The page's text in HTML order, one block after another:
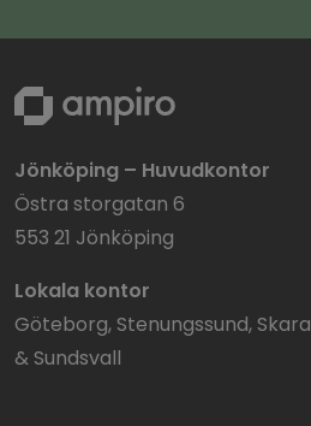
Jönköping – Huvudkontor
Östra storgatan 6
553 21 Jönköping
Lokala kontor
Göteborg, Stenungssund, Skara
& Sundsvall